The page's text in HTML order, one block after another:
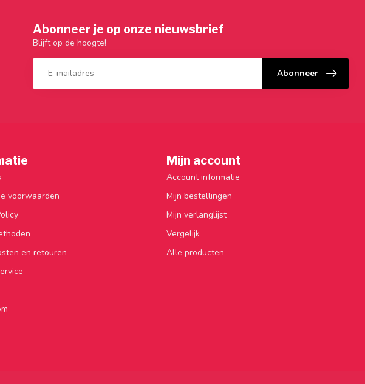
Abonneer je op onze nieuwsbrief
Blijft op de hoogte!
Abonneer
voorwaarden
en retouren
Mijn account
Account informatie
Mijn bestellingen
Mijn verlanglijst
Vergelijk
Alle producten